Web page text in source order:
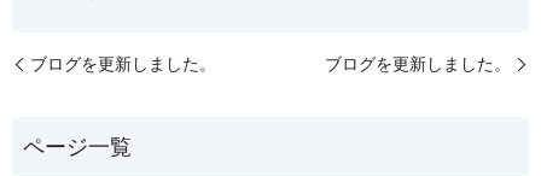
ブログを更新しました。 ブログを更新しました。